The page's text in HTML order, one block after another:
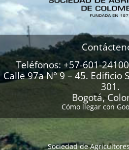
Teléfonos: +57-601-
Calle 97a N° 9 – 45. Edificio
301.
Bogotá,
Cómo llegar con
Sociedad de